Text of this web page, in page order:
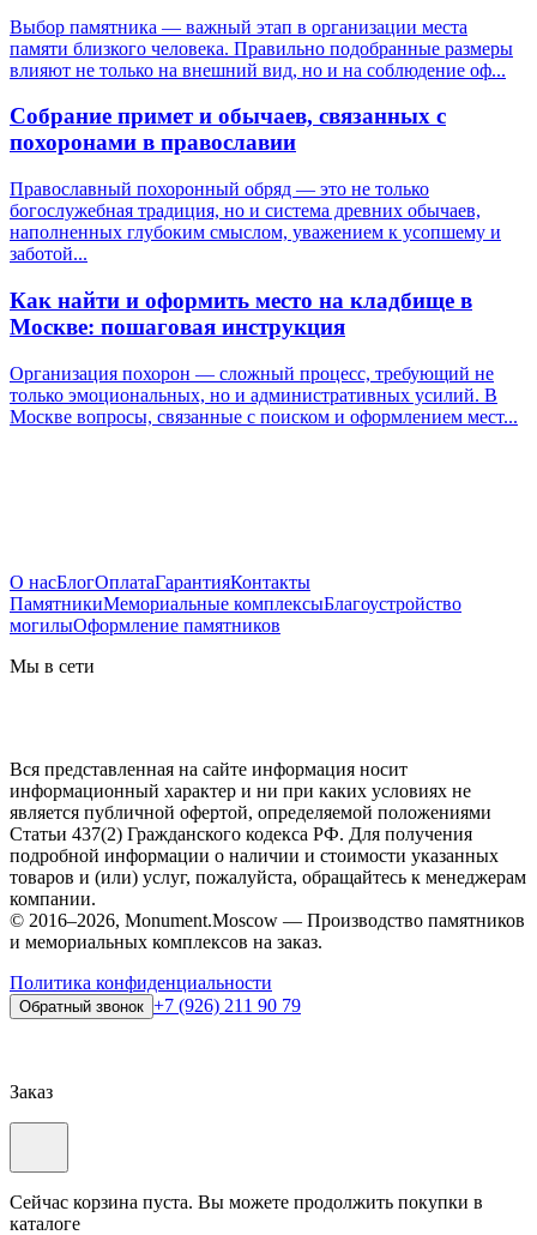
Выбор памятника — важный этап в организации места
памяти близкого человека. Правильно подобранные размеры
влияют не только на внешний вид, но и на соблюдение оф...
Собрание примет и обычаев, связанных с
похоронами в православии
Православный похоронный обряд — это не только
богослужебная традиция, но и система древних обычаев,
наполненных глубоким смыслом, уважением к усопшему и
заботой...
Как найти и оформить место на кладбище в
Москве: пошаговая инструкция
Организация похорон — сложный процесс, требующий не
только эмоциональных, но и административных усилий. В
Москве вопросы, связанные с поиском и оформлением мест...
О насБлогОплатаГарантияКонтакты
ПамятникиМемориальные комплексыБлагоустройство
могилыОформление памятников
Мы в сети
Вся представленная на сайте информация носит
информационный характер и ни при каких условиях не
является публичной офертой, определяемой положениями
Статьи 437(2) Гражданского кодекса РФ. Для получения
подробной информации о наличии и стоимости указанных
товаров и (или) услуг, пожалуйста, обращайтесь к менеджерам
компании.
© 2016–2026, Monument.Moscow — Производство памятников
и мемориальных комплексов на заказ.
Политика конфиденциальности
Обратный звонок +7 (926) 211 90 79
Заказ
Сейчас корзина пуста. Вы можете продолжить покупки в
каталоге